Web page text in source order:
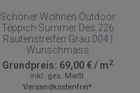
Schöner Wohnen Outdoor
Teppich Summer Des.226
Rautenstreifen Grau 004 |
Wunschmass
Grundpreis: 69,00 €/ m2
inkl. ges. MwSt.
Versandkostenfrei*